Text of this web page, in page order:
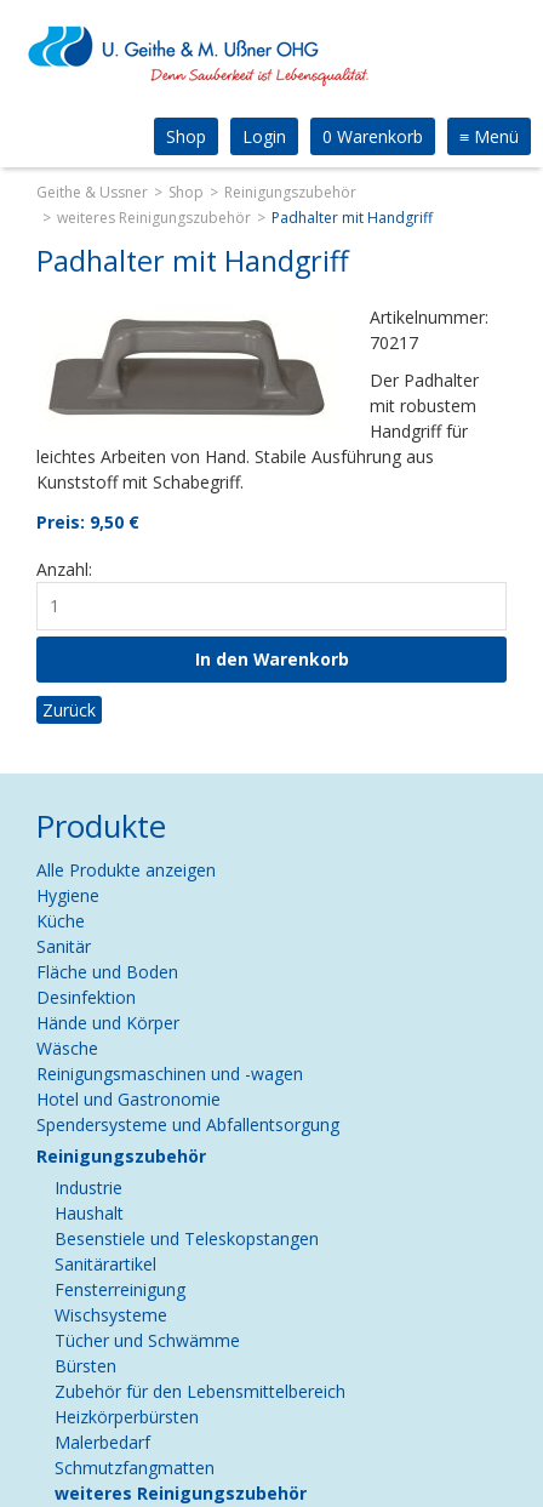
≡ Menü
0 Warenkorb
Login
Shop
Geithe & Ussner Shop
Reinigungszubehör
weiteres Reinigungszubehör
Padhalter mit Handgriff
Padhalter mit Handgriff
Artikelnummer:
70217
Der Padhalter
mit robustem
Handgriff für
leichtes Arbeiten von Hand. Stabile Ausführung aus
Kunststoff mit Schabegriff.
Preis: 9,50 €
Anzahl:
Zurück
Produkte
Navigation
überspringen
Alle Produkte anzeigen
Hygiene
Küche
Sanitär
Fläche und Boden
Desinfektion
Hände und Körper
Wäsche
Reinigungsmaschinen und -wagen
Hotel und Gastronomie
Spendersysteme und Abfallentsorgung
Reinigungszubehör
Industrie
Haushalt
Besenstiele und Teleskopstangen
Sanitärartikel
Fensterreinigung
Wischsysteme
Tücher und Schwämme
Bürsten
Zubehör für den Lebensmittelbereich
Heizkörperbürsten
Malerbedarf
Schmutzfangmatten
weiteres Reinigungszubehör